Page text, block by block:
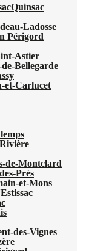
Quinsac
Ladosse
Périgord
Astier
Bellegarde
et-Carlucet
de-Montclard
Prés
et-Mons
des-Vignes